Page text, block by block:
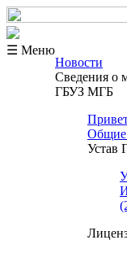
☰ Меню
Новости
Сведения о
ГБУЗ МГБ
Общие
Устав